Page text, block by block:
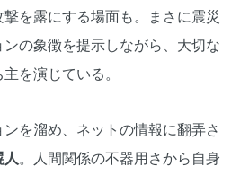
を露にする場面も。まさに震災
の象徴を提示しながら、大切な
を演じている。
を溜め、ネットの情報に翻弄さ
人。人間関係の不器用さから自身